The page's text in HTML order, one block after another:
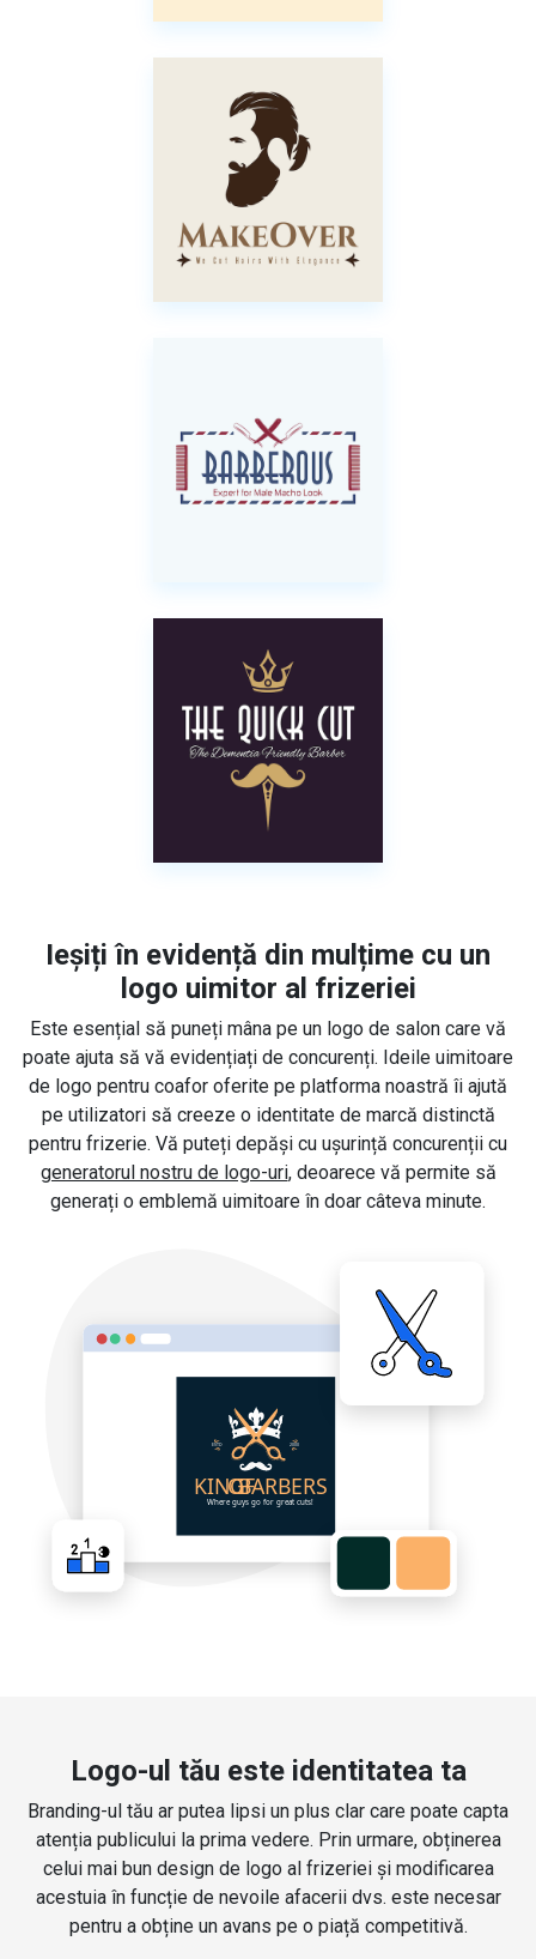
Ieșiți în evidență din mulțime cu un
logo uimitor al frizeriei
Este esențial să puneți mâna pe un logo de salon care vă
poate ajuta să vă evidențiați de concurenți. Ideile uimitoare
de logo pentru coafor oferite pe platforma noastră îi ajută
pe utilizatori să creeze o identitate de marcă distinctă
pentru frizerie. Vă puteți depăși cu ușurință concurenții cu
generatorul nostru de logo-uri, deoarece vă permite să
generați o emblemă uimitoare în doar câteva minute.
Logo-ul tău este identitatea ta
Branding-ul tău ar putea lipsi un plus clar care poate capta
atenția publicului la prima vedere. Prin urmare, obținerea
celui mai bun design de logo al frizeriei și modificarea
acestuia în funcție de nevoile afacerii dvs. este necesar
pentru a obține un avans pe o piață competitivă.